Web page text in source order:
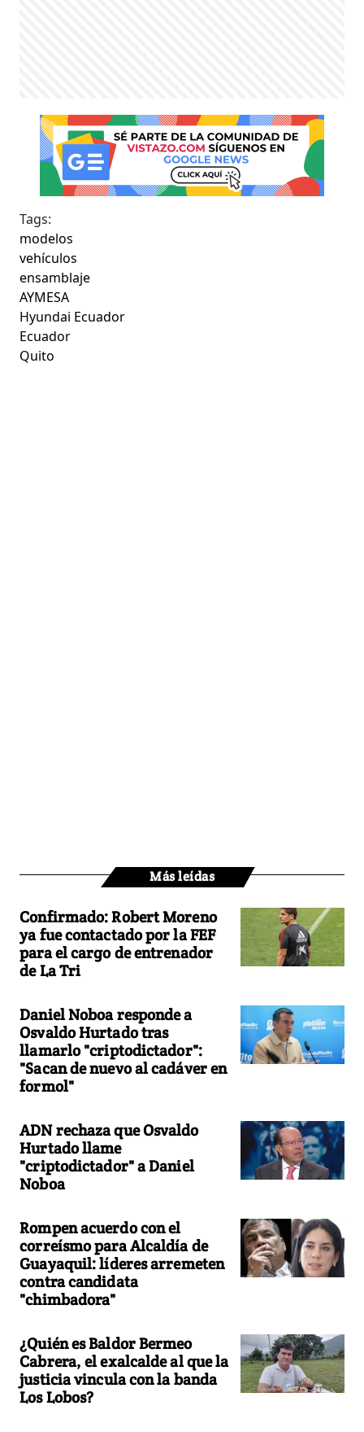
Tags:
modelos
vehículos
ensamblaje
AYMESA
Hyundai Ecuador
Ecuador
Quito
Más leídas
Confirmado: Robert Moreno
ya fue contactado por la FEF
para el cargo de entrenador
de La Tri
Daniel Noboa responde a
Osvaldo Hurtado tras
llamarlo "criptodictador":
"Sacan de nuevo al cadáver en
formol"
ADN rechaza que Osvaldo
Hurtado llame
"criptodictador" a Daniel
Noboa
Rompen acuerdo con el
correísmo para Alcaldía de
Guayaquil: líderes arremeten
contra candidata
"chimbadora"
¿Quién es Baldor Bermeo
Cabrera, el exalcalde al que la
justicia vincula con la banda
Los Lobos?